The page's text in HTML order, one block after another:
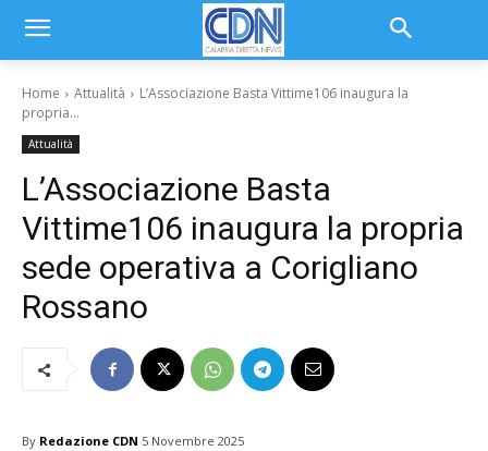
Home Attualità
L’Associazione Basta Vittime106 inaugura la
propria...
Attualità
L’Associazione Basta
Vittime106 inaugura la propria
sede operativa a Corigliano
Rossano
By Redazione CDN 5 Novembre 2025